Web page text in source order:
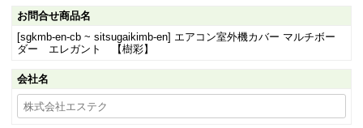
お問合せ商品名
[sgkmb-en-cb ~ sitsugaikimb-en] エアコン室外機カバー マルチボー
ダー エレガント 【樹彩】
会社名